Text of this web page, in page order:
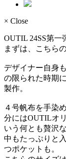
× Close
OUTIL 24SS第一
まずは、こちら
デザイナー自身
の限られた時期
製作。
４号帆布を手染
分にはOUTILオ
いう何とも贅沢
中もたっぷりと
つポケットも。